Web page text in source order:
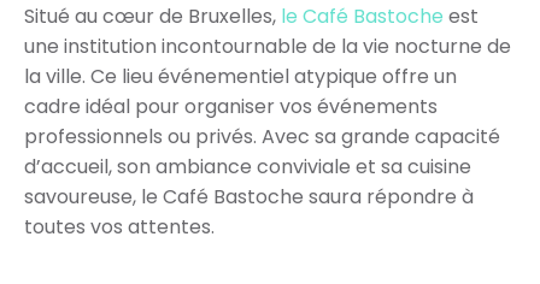
Situé au cœur de Bruxelles, le Café Bastoche est
une institution incontournable de la vie nocturne de
la ville. Ce lieu événementiel atypique offre un
cadre idéal pour organiser vos événements
professionnels ou privés. Avec sa grande capacité
d’accueil, son ambiance conviviale et sa cuisine
savoureuse, le Café Bastoche saura répondre à
toutes vos attentes.